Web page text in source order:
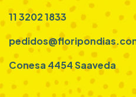
11 3202 1833
Conesa 4454 Saaveda